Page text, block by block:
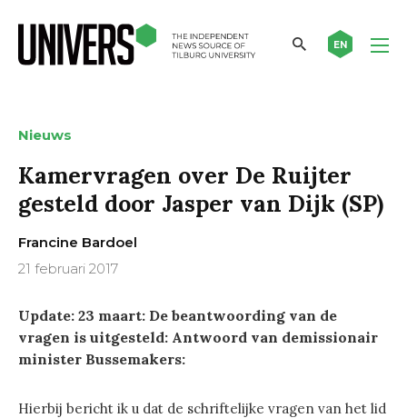
EN
Nieuws
Kamervragen over De Ruijter
gesteld door Jasper van Dijk (SP)
Francine Bardoel
21 februari 2017
Update: 23 maart: De beantwoording van de
vragen is uitgesteld: Antwoord van demissionair
minister Bussemakers:
Hierbij bericht ik u dat de schriftelijke vragen van het lid